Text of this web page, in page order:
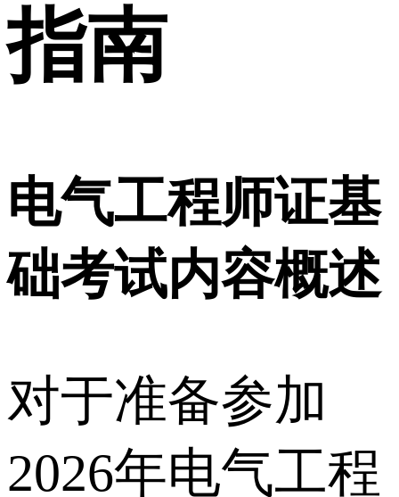
指南
电气工程师证基
础考试内容概述
对于准备参加
2026年电气工程